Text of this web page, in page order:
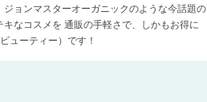
ョンマスターオーガニックのような今話題の
なコスメを 通販の手軽さで、しかもお得に
ューティー）です！